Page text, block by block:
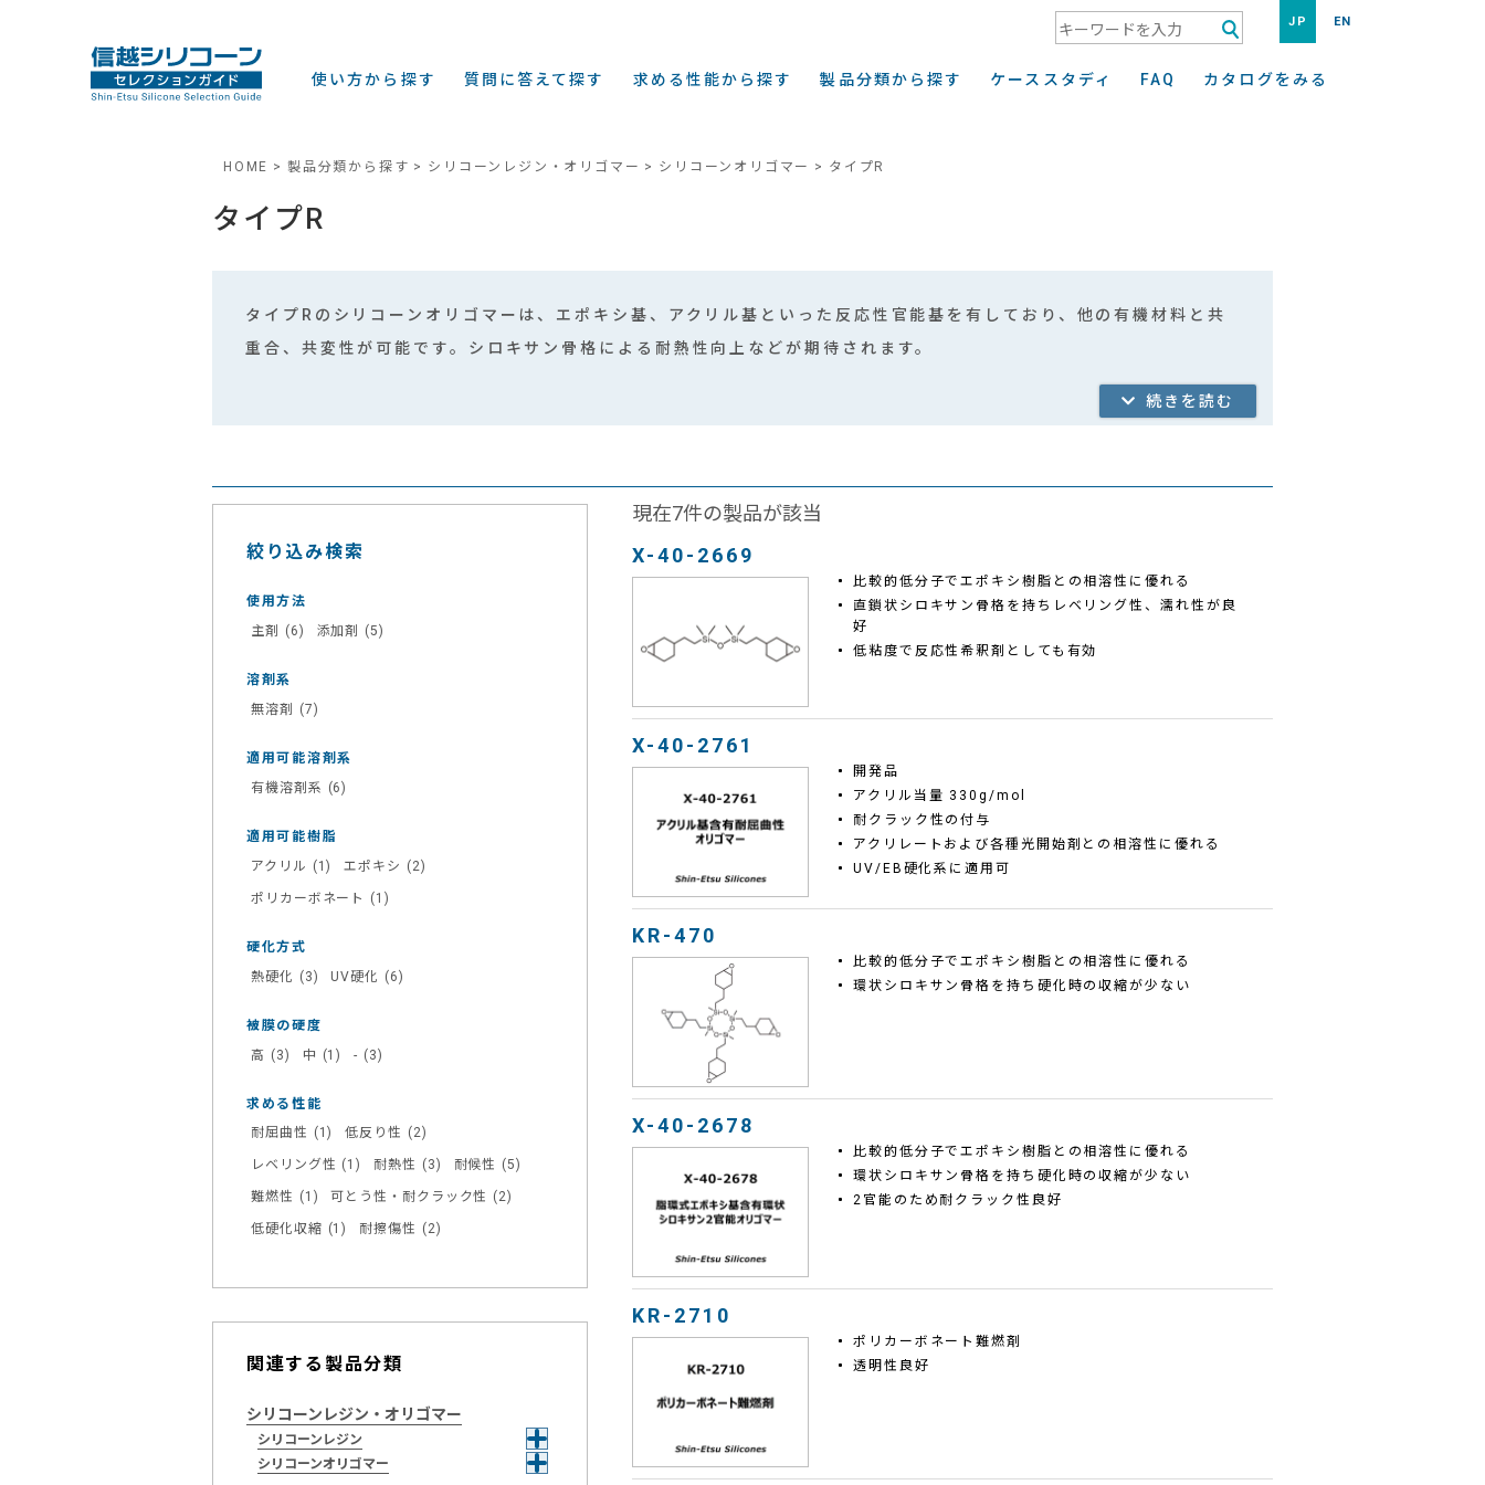
使い方から探す 質問に答えて探す 求める性能から探す 製品分類から探す ケーススタディ FAQ カタログをみる
検索キーワード入力
JP EN
HOME 製品分類から探す シリコーンレジン・オリゴマー シリコーンオリゴマー タイプR
タイプR
タイプRのシリコーンオリゴマーは、エポキシ基、アクリル基といった反応性官能基を有しており、他の有機材料と共
重合、共変性が可能です。シロキサン骨格による耐熱性向上などが期待されます。
絞り込み検索
使用方法
主剤
(6) 添加剤 (5)
溶剤系
無溶剤
(7)
適用可能溶剤系
有機溶剤系 (6)
適用可能樹脂
アクリル (1) エポキシ (2)
ポリカーボネート (1)
硬化方式
熱硬化 (3) UV硬化 (6)
被膜の硬度
高 (3) 中 (1) - (3)
求める性能
耐屈曲性 (1) 低反り性 (2)
レベリング性 (1) 耐熱性 (3) 耐候性 (5)
難燃性 (1) 可とう性・耐クラック性 (2)
低硬化収縮 (1) 耐擦傷性 (2)
関連する製品分類
シリコーンレジン・オリゴマー
シリコーンレジン
シリコーンオリゴマー
現在7件の製品が該当
X-40-2669
比較的低分子でエポキシ樹脂との相溶性に優れる
直鎖状シロキサン骨格を持ちレベリング性、濡れ性が良
好
低粘度で反応性希釈剤としても有効
X-40-2761
開発品
アクリル当量 330g/mol
耐クラック性の付与
アクリレートおよび各種光開始剤との相溶性に優れる
UV/EB硬化系に適用可
KR-470
比較的低分子でエポキシ樹脂との相溶性に優れる
環状シロキサン骨格を持ち硬化時の収縮が少ない
X-40-2678
比較的低分子でエポキシ樹脂との相溶性に優れる
環状シロキサン骨格を持ち硬化時の収縮が少ない
2官能のため耐クラック性良好
KR-2710
ポリカーボネート難燃剤
透明性良好